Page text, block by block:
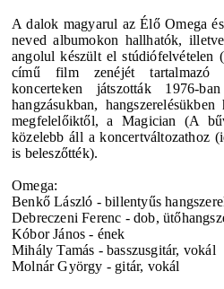
A dalok magyarul az Élő Omega
neved albumokon hallhatók,
angolul készült el stúdiófelvételen
című film zenéjét tartalmazó
koncerteken játszották 1976-
hangzásukban,
megfelelőiktől, a Magician (A
közelebb áll a koncertváltozathoz
is beleszőtték).
Omega:
Benkő László - billentyűs
Debreczeni Ferenc - dob,
Kóbor János - ének
Mihály Tamás - basszusgitár, vokál
Molnár György - gitár, vokál